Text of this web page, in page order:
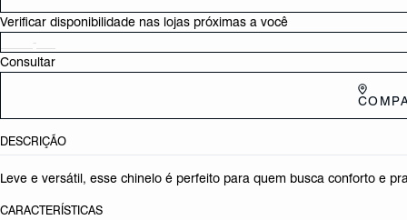
Verificar disponibilidade nas lojas próximas a você
Consultar
DESCRIÇÃO
Leve e versátil, esse chinelo é perfeito para quem busca conforto e
CARACTERÍSTICAS